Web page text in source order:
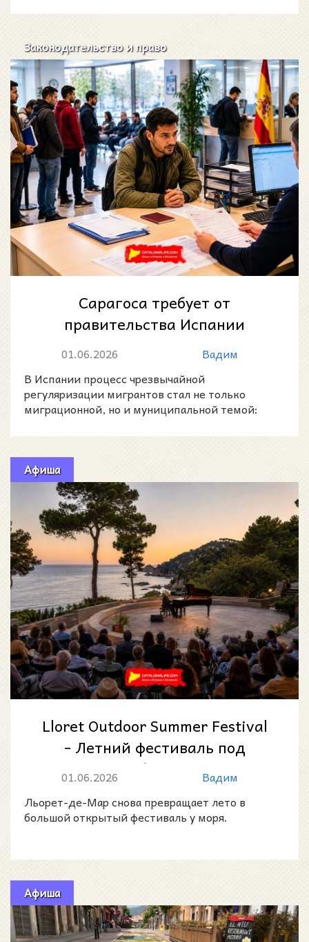
Законодательство и право
Сарагоса требует от
правительства Испании
компенсацию за расходы на
регуляризацию мигранто...
01.06.2026
Вадим
В Испании процесс чрезвычайной
регуляризации мигрантов стал не только
миграционной, но и муниципальной темой:
Афиша
Lloret Outdoor Summer Festival
- Летний фестиваль под
открытым небом в Льорет-де-
Мар 2026:...
01.06.2026
Вадим
Льорет-де-Мар снова превращает лето в
большой открытый фестиваль у моря.
Афиша